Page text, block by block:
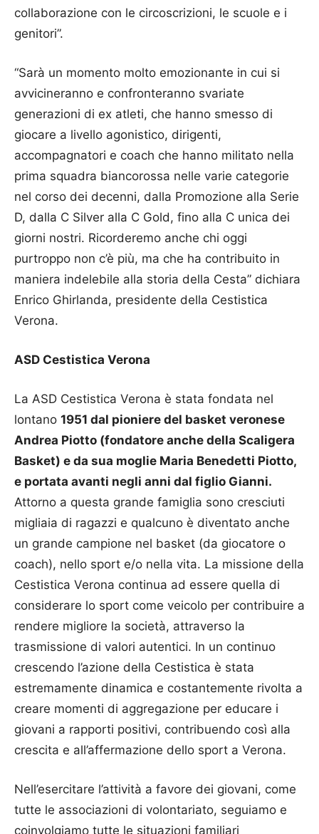
collaborazione con le circoscrizioni, le scuole e i
genitori”.
“Sarà un momento molto emozionante in cui si
avvicineranno e confronteranno svariate
generazioni di ex atleti, che hanno smesso di
giocare a livello agonistico, dirigenti,
accompagnatori e coach che hanno militato nella
prima squadra biancorossa nelle varie categorie
nel corso dei decenni, dalla Promozione alla Serie
D, dalla C Silver alla C Gold, fino alla C unica dei
giorni nostri. Ricorderemo anche chi oggi
purtroppo non c’è più, ma che ha contribuito in
maniera indelebile alla storia della Cesta” dichiara
Enrico Ghirlanda, presidente della Cestistica
Verona.
ASD Cestistica Verona
La ASD Cestistica Verona è stata fondata nel
lontano 1951 dal pioniere del basket veronese
Andrea Piotto (fondatore anche della Scaligera
Basket) e da sua moglie Maria Benedetti Piotto,
e portata avanti negli anni dal figlio Gianni.
Attorno a questa grande famiglia sono cresciuti
migliaia di ragazzi e qualcuno è diventato anche
un grande campione nel basket (da giocatore o
coach), nello sport e/o nella vita. La missione della
Cestistica Verona continua ad essere quella di
considerare lo sport come veicolo per contribuire a
rendere migliore la società, attraverso la
trasmissione di valori autentici. In un continuo
crescendo l’azione della Cestistica è stata
estremamente dinamica e costantemente rivolta a
creare momenti di aggregazione per educare i
giovani a rapporti positivi, contribuendo così alla
crescita e all’affermazione dello sport a Verona.
Nell’esercitare l’attività a favore dei giovani, come
tutte le associazioni di volontariato, seguiamo e
coinvolgiamo tutte le situazioni familiari